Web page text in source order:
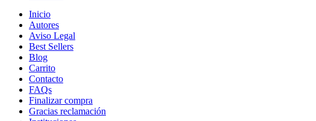
Inicio
Autores
Aviso Legal
Best Sellers
Blog
Carrito
Contacto
FAQs
Finalizar compra
Gracias reclamación